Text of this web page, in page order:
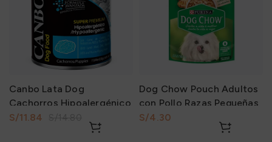
Canbo Lata Dog
Cachorros Hipoalergénico
330Gr
S/11.84
Dog Chow Pouch Adultos
con Pollo Razas Pequeñas
100Gr
S/